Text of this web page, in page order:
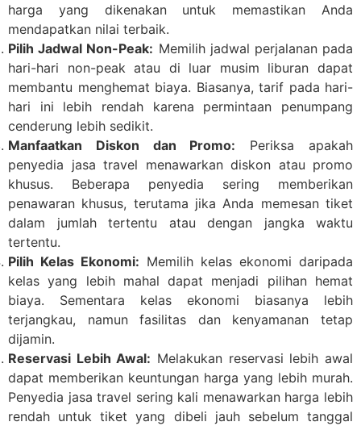
harga yang dikenakan untuk memastikan Anda
mendapatkan nilai terbaik.
Pilih Jadwal Non-Peak: Memilih jadwal perjalanan pada
hari-hari non-peak atau di luar musim liburan dapat
membantu menghemat biaya. Biasanya, tarif pada hari-
hari ini lebih rendah karena permintaan penumpang
cenderung lebih sedikit.
Manfaatkan Diskon dan Promo: Periksa apakah
penyedia jasa travel menawarkan diskon atau promo
khusus. Beberapa penyedia sering memberikan
penawaran khusus, terutama jika Anda memesan tiket
dalam jumlah tertentu atau dengan jangka waktu
tertentu.
Pilih Kelas Ekonomi: Memilih kelas ekonomi daripada
kelas yang lebih mahal dapat menjadi pilihan hemat
biaya. Sementara kelas ekonomi biasanya lebih
terjangkau, namun fasilitas dan kenyamanan tetap
dijamin.
Reservasi Lebih Awal: Melakukan reservasi lebih awal
dapat memberikan keuntungan harga yang lebih murah.
Penyedia jasa travel sering kali menawarkan harga lebih
rendah untuk tiket yang dibeli jauh sebelum tanggal